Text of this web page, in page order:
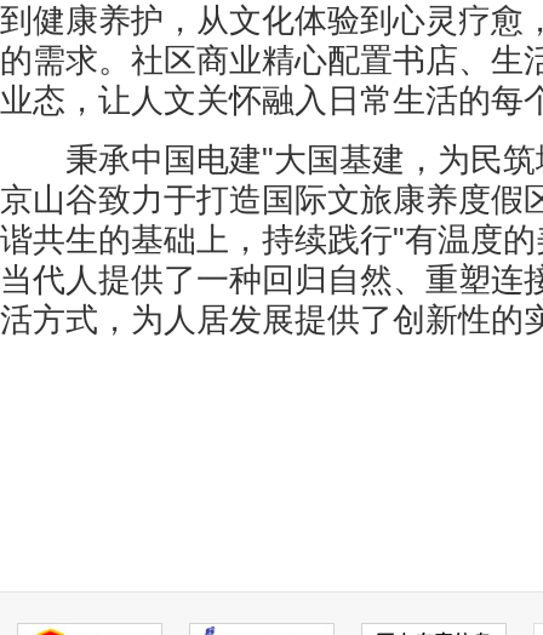
到健康养护，从文化体验到心灵疗愈
的需求。社区商业精心配置书店、生
业态，让人文关怀融入日常生活的每
秉承中国电建"大国基建，为民筑
京山谷致力于打造国际文旅康养度假
谐共生的基础上，持续践行"有温度
当代人提供了一种回归自然、重塑连
活方式，为人居发展提供了创新性的